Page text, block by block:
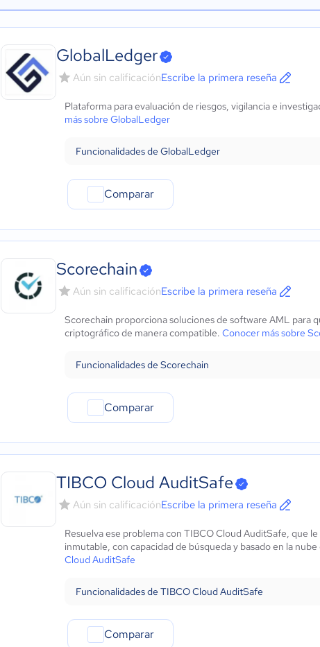
GlobalLedger
Aún sin calificaciónEscribe la primera reseña
Plataforma para evaluación de riesgos, vigilancia e
más sobre GlobalLedger
Funcionalidades de GlobalLedger
Comparar
Scorechain
Aún sin calificaciónEscribe la primera reseña
Scorechain proporciona soluciones de software AML para
criptográfico de manera compatible. Conocer más sobre
Funcionalidades de Scorechain
Comparar
TIBCO Cloud AuditSafe
Aún sin calificaciónEscribe la primera reseña
Resuelva ese problema con TIBCO Cloud AuditSafe, que
inmutable, con capacidad de búsqueda y basado en la
Cloud AuditSafe
Funcionalidades de TIBCO Cloud AuditSafe
Comparar